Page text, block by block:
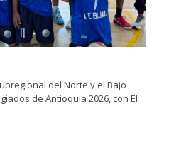
del Norte y el Bajo
de Antioquia 2026, con El